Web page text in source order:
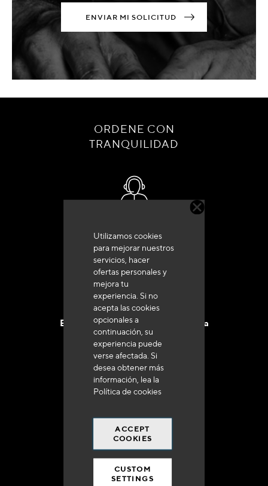
Utilizamos cookies
para mejorar nuestros
servicios, hacer
ofertas personales y
mejora tu
experiencia. Si no
acepta las cookies
opcionales a
continuación, su
experiencia puede
verse afectada. Si
desea obtener más
información, lea la
Política de cookies
ACCEPT
COOKIES
CUSTOM
SETTINGS
ENVIAR MI SOLICITUD
ORDENE CON
TRANQUILIDAD
+33 (0)4 79 72 62 22 Pulse 1
Entrega en 48 a 72 horas en Francia
a 250 euros*